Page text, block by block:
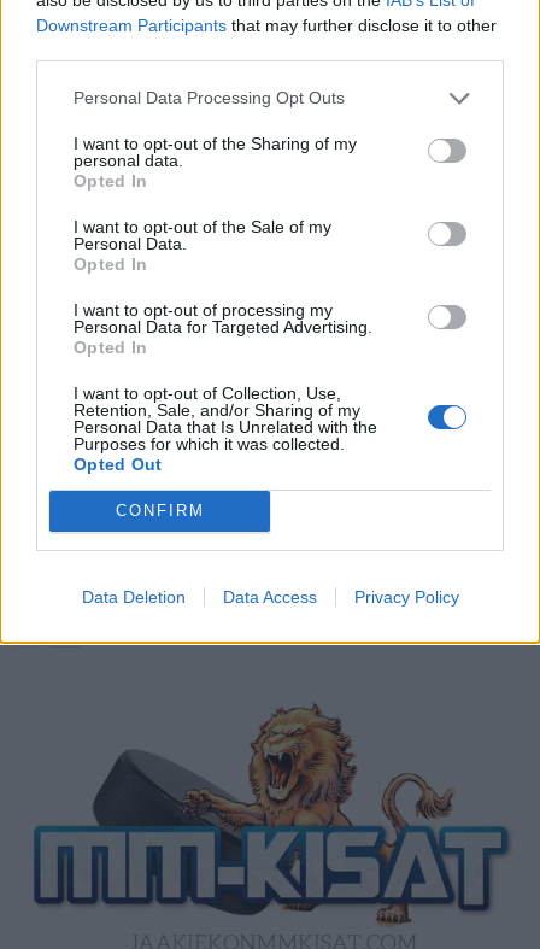
Downstream Participants that may further disclose it to other
Personal Data Processing Opt Outs
I want to opt-out of the Sharing of my
personal data.
Opted In
I want to opt-out of the Sale of my
Personal Data.
Opted In
I want to opt-out of processing my
Personal Data for Targeted Advertising.
Opted In
I want to opt-out of Collection, Use,
Retention, Sale, and/or Sharing of my
Personal Data that Is Unrelated with the
Purposes for which it was collected.
Opted Out
CONFIRM
Data Deletion Data Access Privacy Policy
näin katsot ottelun TV:stä
– tämän kolmikon johdolla
turnaukseen
LIITTYVÄT ARTIKKELIT LISÄÄ TEKIJÄLTÄ
Leijonat voitti maailmanmestaruuden
jatkoajalla
Tässä Leijonien kentälliset MM-finaaliin!
Huikeaa draamaa pronssiottelussa –